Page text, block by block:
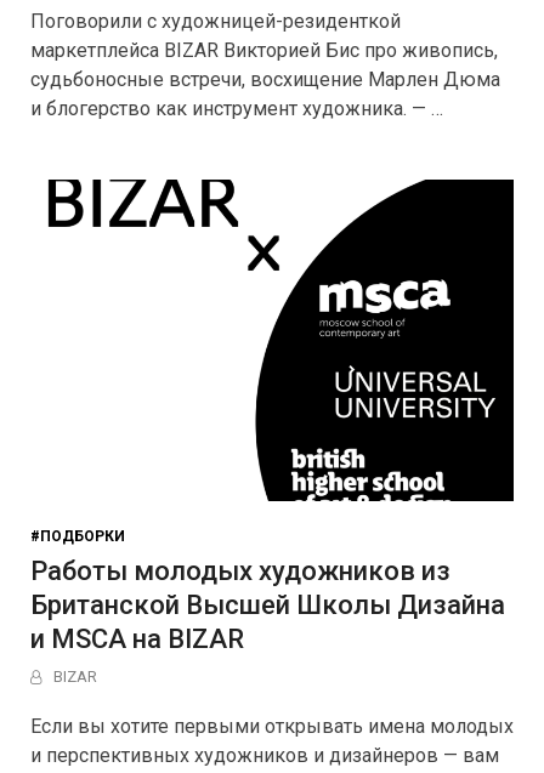
Поговорили с художницей-резиденткой
маркетплейса BIZAR Викторией Бис про живопись,
судьбоносные встречи, восхищение Марлен Дюма
и блогерство как инструмент художника. — …
#ПОДБОРКИ
Работы молодых художников из
Британской Высшей Школы Дизайна
и MSCA на BIZAR
BIZAR
Если вы хотите первыми открывать имена молодых
и перспективных художников и дизайнеров — вам